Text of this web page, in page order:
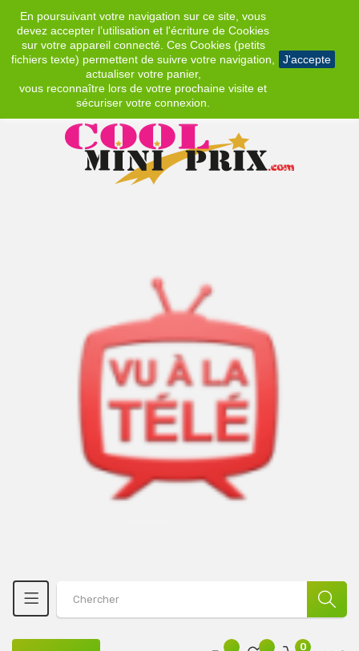
En poursuivant votre navigation sur ce site, vous
devez accepter l’utilisation et l'écriture de Cookies
sur votre appareil connecté. Ces Cookies (petits
fichiers texte) permettent de suivre votre navigation,
actualiser votre panier,
vous reconnaître lors de votre prochaine visite et
sécuriser votre connexion.
J'accepte
EUR
0